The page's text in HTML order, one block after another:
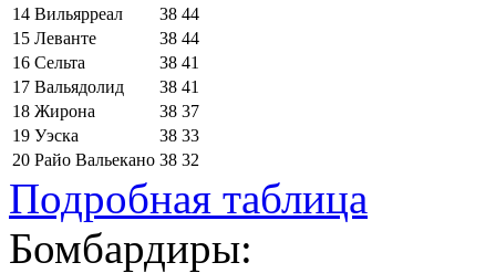
14 Вильярреал 38 44
15 Леванте 38 44
16 Сельта 38 41
17 Вальядолид 38 41
18 Жирона 38 37
19 Уэска 38 33
20 Райо Вальекано 38 32
Подробная таблица
Бомбардиры: